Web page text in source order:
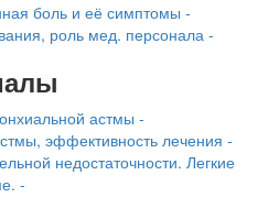
боль и её симптомы -
роль мед. персонала -
астмы -
эффективность лечения -
недостаточности. Легкие
-